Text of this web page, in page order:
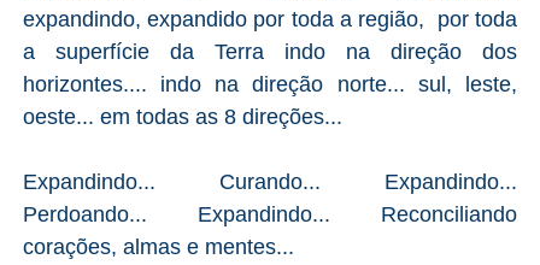
expandindo, expandido por toda a região, por toda
a superfície da Terra indo na direção dos
horizontes.... indo na direção norte... sul, leste,
oeste... em todas as 8 direções...
Expandindo... Curando... Expandindo...
Perdoando... Expandindo... Reconciliando
corações, almas e mentes...